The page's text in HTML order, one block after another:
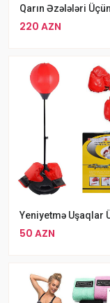
220 AZN
50 AZN